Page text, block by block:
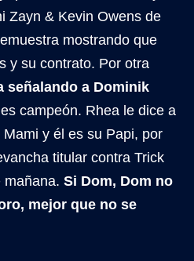
Zayn & Kevin Owens de
mostrando que
y su contrato. Por otra
señalando a Dominik
campeón. Rhea le dice a
y él es su Papi, por
titular contra Trick
mañana. Si Dom, Dom no
mejor que no se